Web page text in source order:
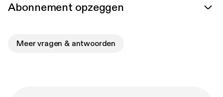
Abonnement opzeggen
Meer vragen & antwoorden